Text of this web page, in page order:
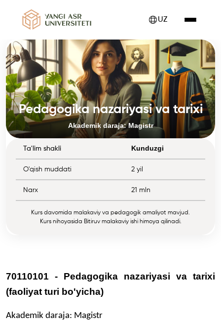
UZ
Pedagogika nazariyasi va tarixi
Akademik daraja: Magistr
Ta'lim shakli Kunduzgi
O'qish muddati 2 yil
Narx 21 mln
Kurs davomida malakaviy va pedagogik amaliyot mavjud.
Kurs nihoyasida Bitiruv malakaviy ishi himoya qilinadi.
70110101 - Pedagogika nazariyasi va tarixi
(faoliyat turi bo'yicha)
Akademik daraja: Magistr